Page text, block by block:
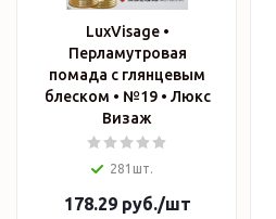
LuxVisage •
Перламутровая
помада с глянцевым
блеском • №19 • Люкс
Визаж
281шт.
178.29руб./шт